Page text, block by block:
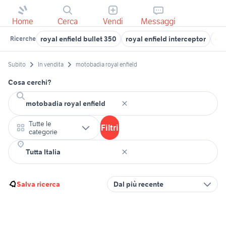
Home Cerca Vendi Messaggi
Ricerche royal enfield bullet 350 royal enfield interceptor
Subito In vendita motobadia royal enfield
Cosa cerchi?
Tutte le
categorie
Filtri
Salva ricerca Dal più recente